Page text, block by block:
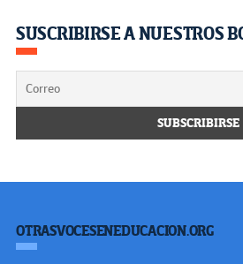
SUSCRIBIRSE A NUESTROS
OTRASVOCESENEDUCACION.ORG